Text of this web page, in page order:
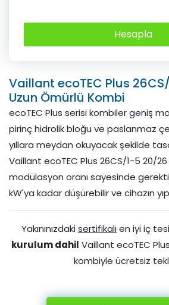
Hesapla
Vaillant ecoTEC Plus
Uzun Ömürlü Kombi
ecoTEC Plus serisi kombiler geniş
pirinç hidrolik bloğu ve paslanmaz
yıllara meydan okuyacak şekilde
Vaillant ecoTEC Plus 26CS/1-5 20/26
modülasyon oranı sayesinde
kW'ya kadar düşürebilir ve cihazın
Yakınınızdakisertifikalıen iyi iç
kurulum dahil Vaillant ecoTEC
kombiyle ücretsiz